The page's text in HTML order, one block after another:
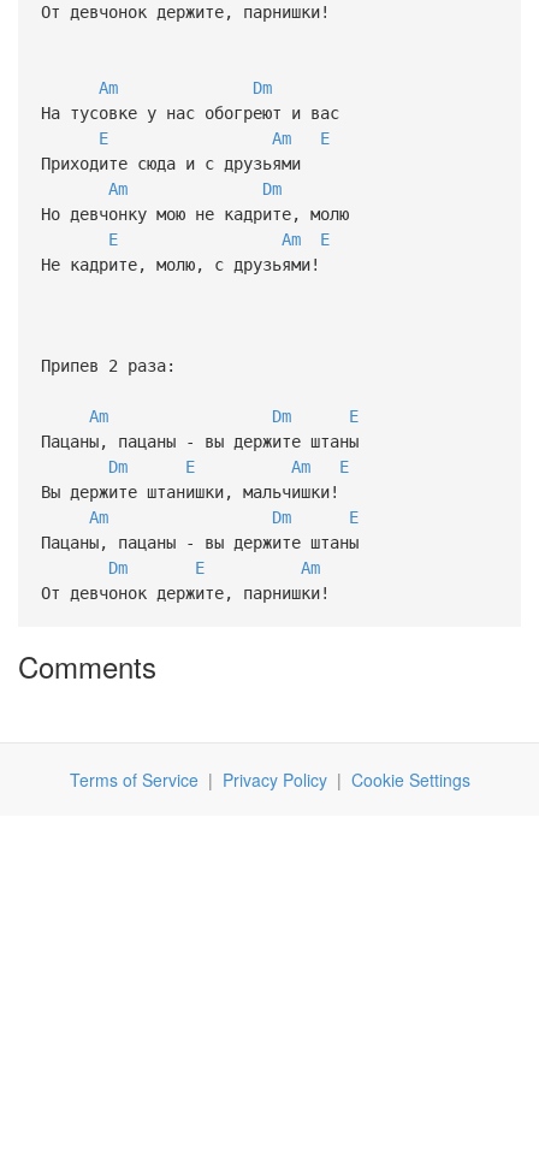
От девчонок держите, парнишки!
Am
Dm
На тусовке у нас обогреют и вас
E
Am
E
Приходите сюда и с друзьями
Am
Dm
Но девчонку мою не кадрите, молю
E
Am
E
Не кадрите, молю, с друзьями!
Припев 2 раза:
Am Dm
E
Пацаны, пацаны - вы держите штаны
Dm
E Am
E
Вы держите штанишки, мальчишки!
Am
Dm
E
Пацаны, пацаны - вы держите штаны
Dm
E
Am
От девчонок держите, парнишки!
Comments
Terms of Service| Privacy Policy| Cookie Settings